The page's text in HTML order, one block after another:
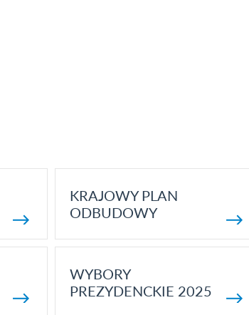
KRAJOWY PLAN
ODBUDOWY
WYBORY
PREZYDENCKIE 2025